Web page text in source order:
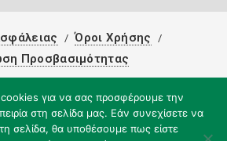
Όροι Χρήσης
Προσβασιμότητας
cookies για να σας προσφέρουμε την
στη σελίδα μας. Εάν συνεχίσετε να
τη σελίδα, θα υποθέσουμε πως είστε